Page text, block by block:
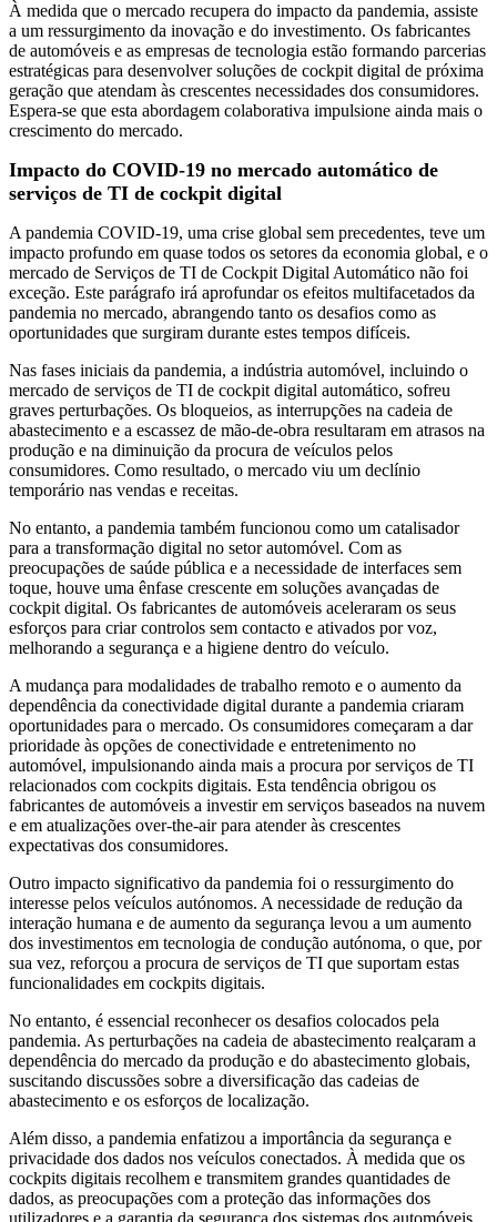
À medida que o mercado recupera do impacto da pandemia, assiste
a um ressurgimento da inovação e do investimento. Os fabricantes
de automóveis e as empresas de tecnologia estão formando parcerias
estratégicas para desenvolver soluções de cockpit digital de próxima
geração que atendam às crescentes necessidades dos consumidores.
Espera-se que esta abordagem colaborativa impulsione ainda mais o
crescimento do mercado.
Impacto do COVID-19 no mercado automático de
serviços de TI de cockpit digital
A pandemia COVID-19, uma crise global sem precedentes, teve um
impacto profundo em quase todos os setores da economia global, e o
mercado de Serviços de TI de Cockpit Digital Automático não foi
exceção. Este parágrafo irá aprofundar os efeitos multifacetados da
pandemia no mercado, abrangendo tanto os desafios como as
oportunidades que surgiram durante estes tempos difíceis.
Nas fases iniciais da pandemia, a indústria automóvel, incluindo o
mercado de serviços de TI de cockpit digital automático, sofreu
graves perturbações. Os bloqueios, as interrupções na cadeia de
abastecimento e a escassez de mão-de-obra resultaram em atrasos na
produção e na diminuição da procura de veículos pelos
consumidores. Como resultado, o mercado viu um declínio
temporário nas vendas e receitas.
No entanto, a pandemia também funcionou como um catalisador
para a transformação digital no setor automóvel. Com as
preocupações de saúde pública e a necessidade de interfaces sem
toque, houve uma ênfase crescente em soluções avançadas de
cockpit digital. Os fabricantes de automóveis aceleraram os seus
esforços para criar controlos sem contacto e ativados por voz,
melhorando a segurança e a higiene dentro do veículo.
A mudança para modalidades de trabalho remoto e o aumento da
dependência da conectividade digital durante a pandemia criaram
oportunidades para o mercado. Os consumidores começaram a dar
prioridade às opções de conectividade e entretenimento no
automóvel, impulsionando ainda mais a procura por serviços de TI
relacionados com cockpits digitais. Esta tendência obrigou os
fabricantes de automóveis a investir em serviços baseados na nuvem
e em atualizações over-the-air para atender às crescentes
expectativas dos consumidores.
Outro impacto significativo da pandemia foi o ressurgimento do
interesse pelos veículos autónomos. A necessidade de redução da
interação humana e de aumento da segurança levou a um aumento
dos investimentos em tecnologia de condução autónoma, o que, por
sua vez, reforçou a procura de serviços de TI que suportam estas
funcionalidades em cockpits digitais.
No entanto, é essencial reconhecer os desafios colocados pela
pandemia. As perturbações na cadeia de abastecimento realçaram a
dependência do mercado da produção e do abastecimento globais,
suscitando discussões sobre a diversificação das cadeias de
abastecimento e os esforços de localização.
Além disso, a pandemia enfatizou a importância da segurança e
privacidade dos dados nos veículos conectados. À medida que os
cockpits digitais recolhem e transmitem grandes quantidades de
dados, as preocupações com a proteção das informações dos